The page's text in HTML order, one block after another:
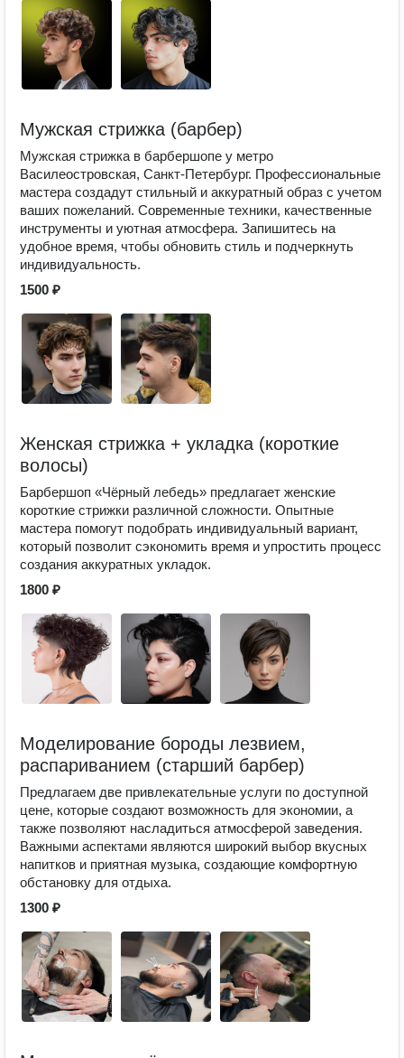
Мужская стрижка (барбер)
Мужская стрижка в барбершопе у метро
Василеостровская, Санкт-Петербург. Профессиональные
мастера создадут стильный и аккуратный образ с учетом
ваших пожеланий. Современные техники, качественные
инструменты и уютная атмосфера. Запишитесь на
удобное время, чтобы обновить стиль и подчеркнуть
индивидуальность.
1500 ₽
Женская стрижка + укладка (короткие
волосы)
Барбершоп «Чёрный лебедь» предлагает женские
короткие стрижки различной сложности. Опытные
мастера помогут подобрать индивидуальный вариант,
который позволит сэкономить время и упростить процесс
создания аккуратных укладок.
1800 ₽
Моделирование бороды лезвием,
распариванием (старший барбер)
Предлагаем две привлекательные услуги по доступной
цене, которые создают возможность для экономии, а
также позволяют насладиться атмосферой заведения.
Важными аспектами являются широкий выбор вкусных
напитков и приятная музыка, создающие комфортную
обстановку для отдыха.
1300 ₽